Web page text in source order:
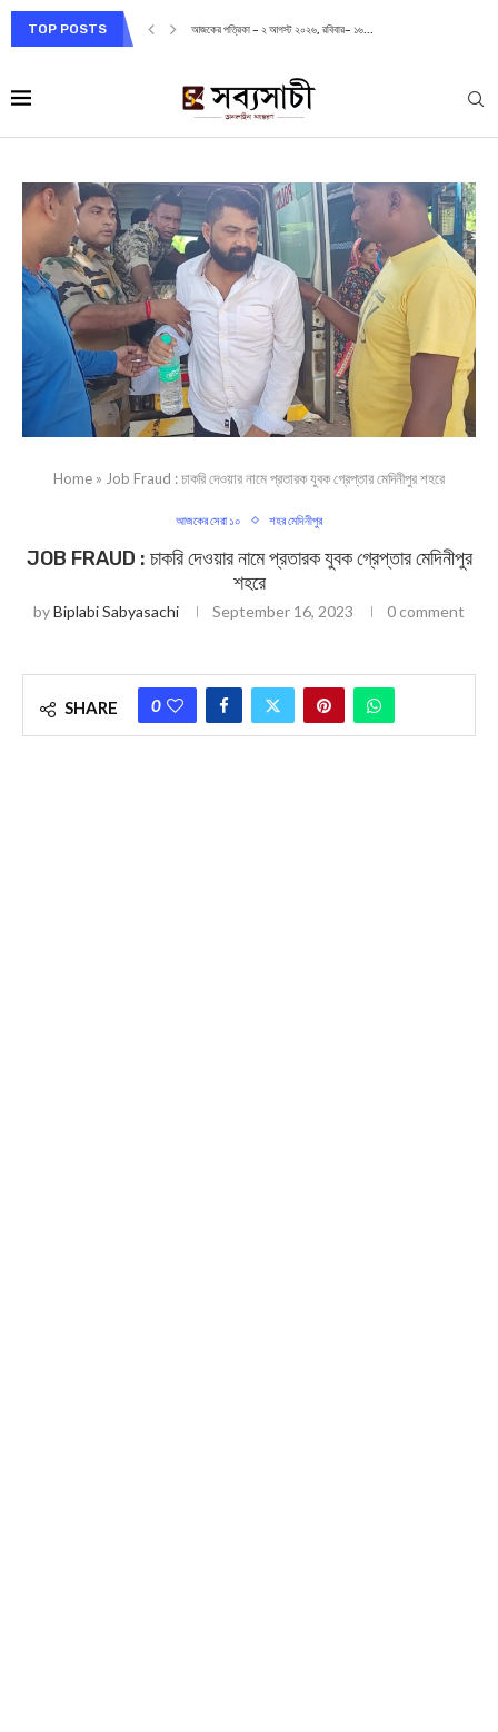
TOP POSTS আজকের পত্রিকা – ২ আগস্ট ২০২৬, রবিবার– ১৬...
Home » Job Fraud : চাকরি দেওয়ার নামে প্রতারক যুবক গ্রেপ্তার মেদিনীপুর শহরে
আজকের সেরা ১০ শহর মেদিনীপুর
JOB FRAUD : চাকরি দেওয়ার নামে প্রতারক যুবক গ্রেপ্তার মেদিনীপুর
শহরে
byBiplabi Sabyasachi September 16, 2023 0 comment
SHARE 0